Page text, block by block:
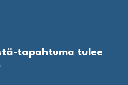
tapahtuma tulee